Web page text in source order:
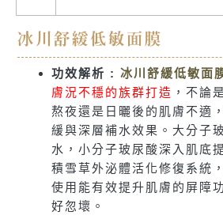
冰川舒緩低敏面膜
功效解析 : 冰川舒緩低敏面
膚況不穩的族群打造 ，不論
熬夜還是日曬後的肌膚不適
緩與深層補水效果。大分子
水，小分子玻尿酸深入肌底
積雪草外泌體活化修復系統
使用能有效提升肌膚的屏障
好忽壞。